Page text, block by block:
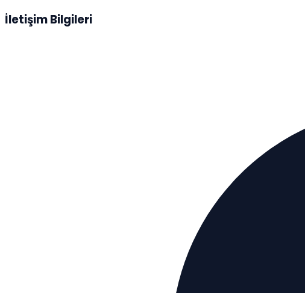
İletişim Bilgileri